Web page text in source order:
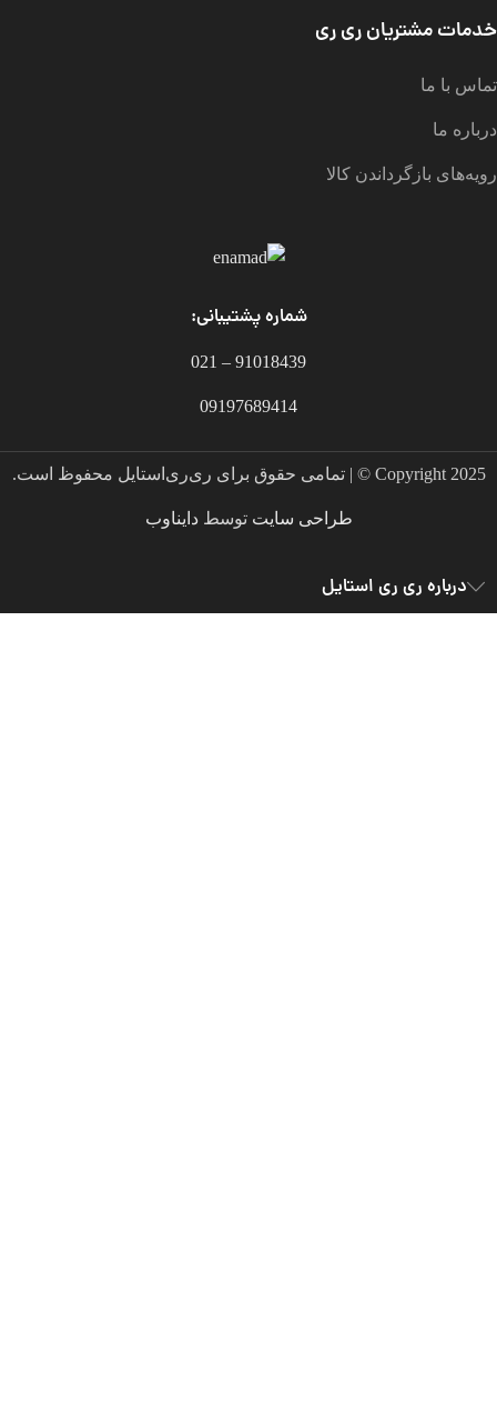
خدمات مشتریان ری ری
تماس با ما
درباره ما
رویه‌های بازگرداندن کالا
شماره پشتیبانی:
91018439 – 021
09197689414
Copyright 2025 © | تمامی حقوق برای ری‌ری‌استایل محفوظ است.
طراحی سایت توسطدایناوب
درباره ری ری استایل